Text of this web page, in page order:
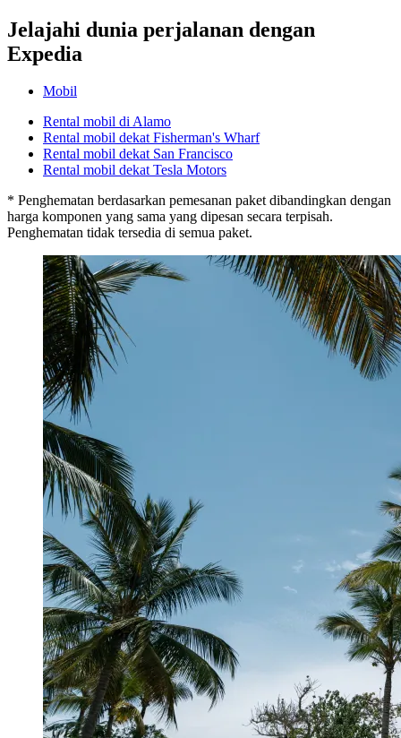
Jelajahi dunia perjalanan dengan
Expedia
Mobil
Rental mobil di Alamo
Rental mobil dekat Fisherman's Wharf
Rental mobil dekat San Francisco
Rental mobil dekat Tesla Motors
* Penghematan berdasarkan pemesanan paket dibandingkan dengan
harga komponen yang sama yang dipesan secara terpisah.
Penghematan tidak tersedia di semua paket.